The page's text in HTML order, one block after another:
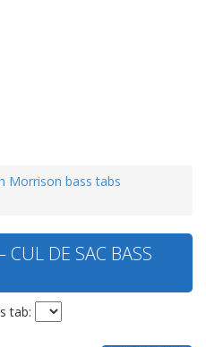
Morrison bass tabs
DE SAC BASS
tab: